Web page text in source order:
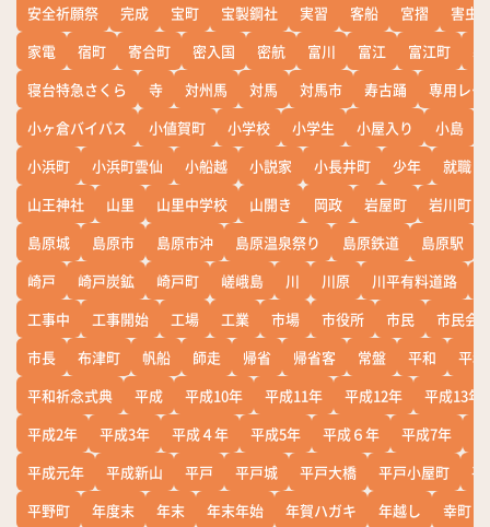
安全祈願祭
完成 宝町 宝製鋼社 実習 客船 宮摺
害虫
家電
宿町 寄合町 密入国 密航 富川 富江 富江町
寝台特急さくら
寺 対州馬 対馬 対馬市 寿古踊
専用レー
小ヶ倉バイパス
小値賀町 小学校 小学生 小屋入り 小島
小浜町
小浜町雲仙 小船越 小説家 小長井町 少年
就職
山王神社
山里 山里中学校 山開き 岡政 岩屋町
岩川町
島原城
島原市 島原市沖 島原温泉祭り 島原鉄道 島原駅
崎戸
崎戸炭鉱 崎戸町 嵯峨島 川 川原 川平有料道路
工事中
工事開始 工場 工業 市場 市役所 市民
市民会
市長
布津町 帆船 師走 帰省 帰省客 常盤 平和
平
平和祈念式典
平成 平成10年 平成11年 平成12年
平成13年
平成2年
平成3年 平成４年 平成5年 平成６年 平成7年
平成元年
平成新山 平戸 平戸城 平戸大橋 平戸小屋町
平
平野町
年度末 年末 年末年始 年賀ハガキ 年越し
幸町